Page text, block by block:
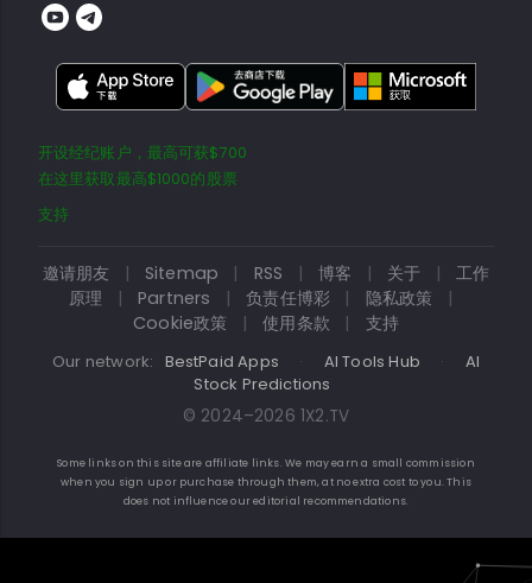
开设经纪账户，最高可获$700
在这里获取最高$1000的股票
支持
邀请朋友 | Sitemap | RSS | 博客 | 关于 |
工作
原理
| Partners | 负责任博彩 | 隐私政策
|
Cookie政策
| 使用条款 | 支持
Our network: BestPaid Apps · AI Tools Hub ·
AI
Stock Predictions
© 2024–2026 1X2.TV
Some links on this site are affiliate links. We may earn a small commission
when you sign up or purchase through them, at no extra cost to you. This
does not influence our editorial recommendations.